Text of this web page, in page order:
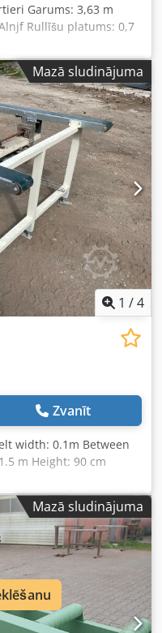
Garums: 3,63 m
Rullīšu platums: 0,7
Mazā sludinājuma
1 /4
Zvanīt
width: 0.1m Between
m Height: 90 cm
Alnjrf
Mazā sludinājuma